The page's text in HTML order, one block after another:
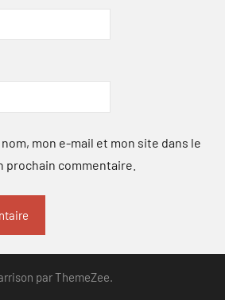
mon e-mail et mon site dans le
prochain commentaire.
par ThemeZee.